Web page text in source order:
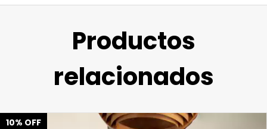
Productos
relacionados
10% OFF